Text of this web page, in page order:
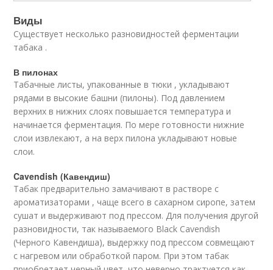
Виды
Существует несколько разновидностей ферментации
табака .
В пилонах
Табачные листы, упакованные в тюки , укладывают
рядами в высокие башни (пилоны). Под давлением
верхних в нижних слоях повышается температура и
начинается ферментация. По мере готовности нижние
слои извлекают, а на верх пилона укладывают новые
слои.
Cavendish (Кавендиш)
Табак предварительно замачивают в растворе с
ароматизаторами , чаще всего в сахарном сиропе, затем
сушат и выдерживают под прессом. Для получения другой
разновидности, так называемого Black Cavendish
(Черного Кавендиша), выдержку под прессом совмещают
с нагревом или обработкой паром. При этом табак